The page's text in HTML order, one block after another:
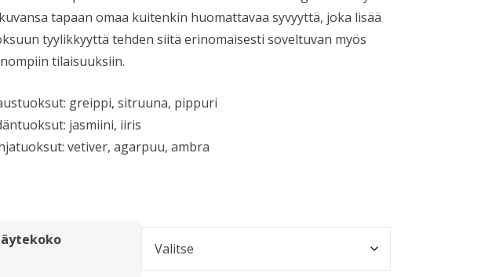
tapaan omaa kuitenkin huomattavaa syvyyttä, joka lisää
tyylikkyyttä tehden siitä erinomaisesti soveltuvan myös
tilaisuuksiin.
greippi, sitruuna, pippuri
jasmiini, iiris
vetiver, agarpuu, ambra